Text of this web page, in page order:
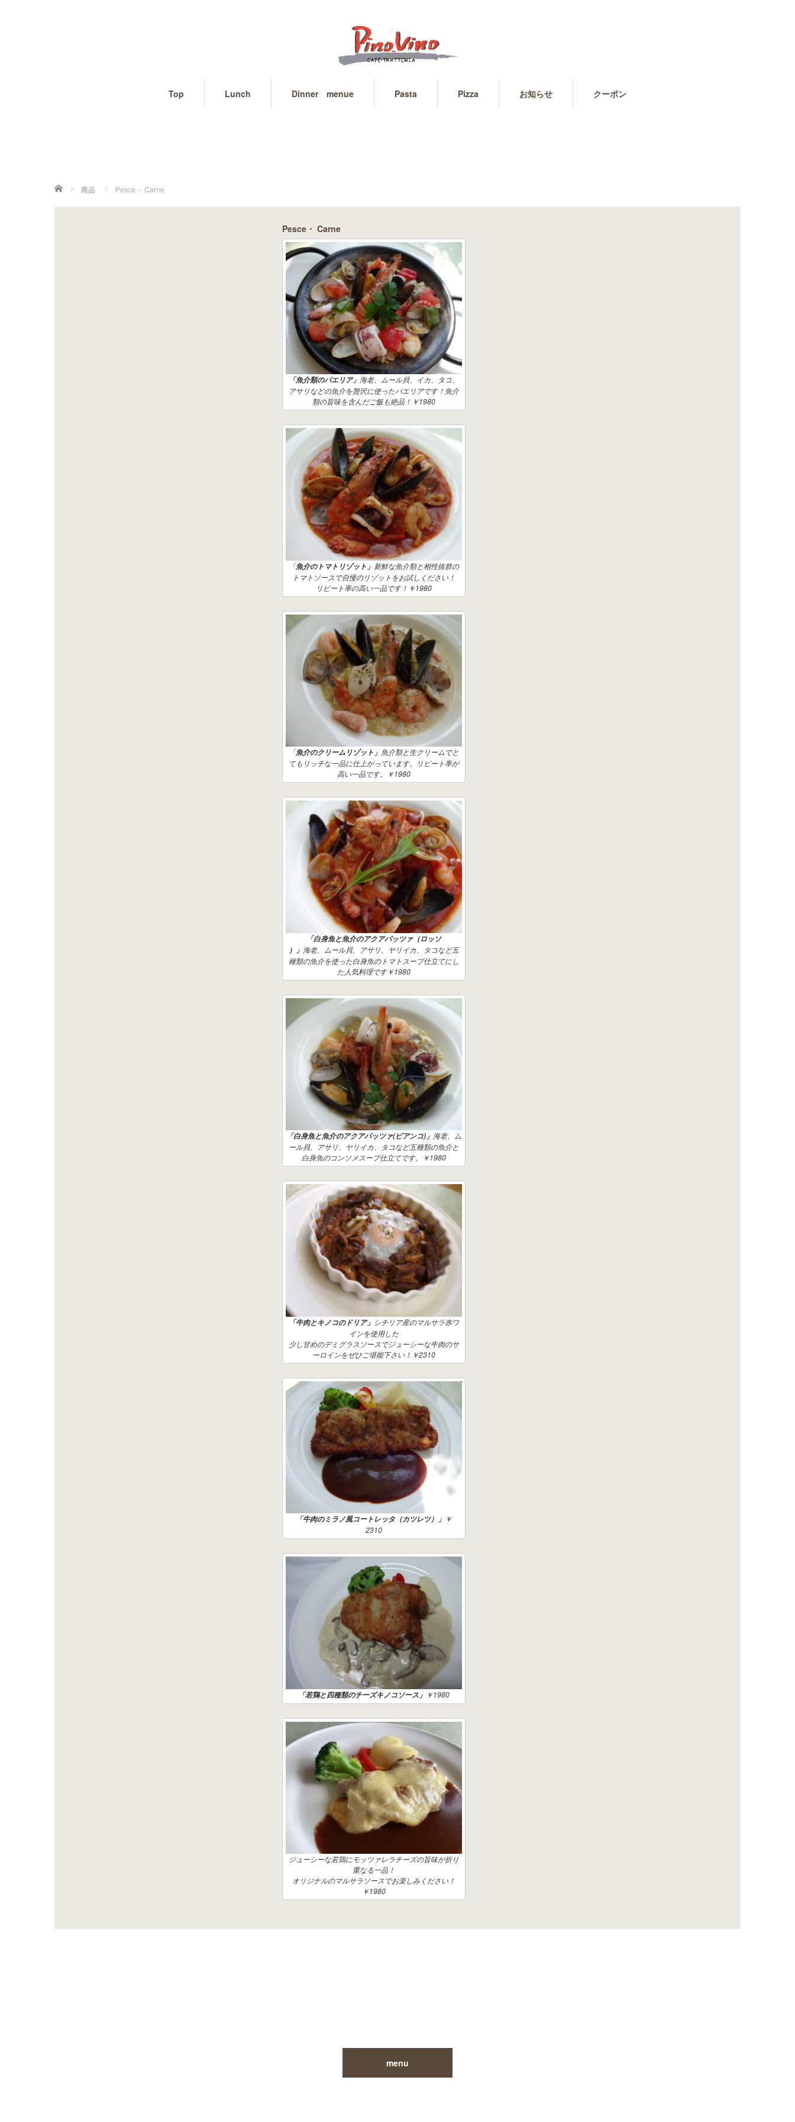
Top Lunch Dinner menue Pasta Pizza お知らせ クーポン
ホーム 商品 Pesce・ Carne
Pesce・ Carne
「魚介類のパエリア」 海老、ムール貝、イカ、タコ、
アサリなどの魚介を贅沢に使ったパエリアです！魚介
類の旨味を含んだご飯も絶品！￥1980
「魚介のトマトリゾット」 新鮮な魚介類と相性抜群の
トマトソースで自慢のリゾットをお試しください！
リピート率の高い一品です！￥1980
「魚介のクリームリゾット」 魚介類と生クリームでと
てもリッチな一品に仕上がっています。リピート率が
高い一品です。￥1980
「白身魚と魚介のアクアパッツァ（ロッソ
）」 海老、ムール貝、アサリ、ヤリイカ、タコなど五
種類の魚介を使った白身魚のトマトスープ仕立てにし
た人気料理です￥1980
「白身魚と魚介のアクアパッツァ(ビアンコ)」 海老、ム
ール貝、アサリ、ヤリイカ、タコなど五種類の魚介と
白身魚のコンソメスープ仕立てです。￥1980
「牛肉とキノコのドリア」 シチリア産のマルサラ赤ワ
インを使用した
少し甘めのデミグラスソースでジューシーな牛肉のサ
ーロインをぜひご堪能下さい！￥2310
「牛肉のミラノ風コートレッタ（カツレツ）」 ￥
2310
「若鶏と四種類のチーズキノコソース」 ￥1980
ジューシーな若鶏にモッツァレラチーズの旨味が折り
重なる一品！
オリジナルのマルサラソースでお楽しみください！
￥1980
menu